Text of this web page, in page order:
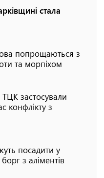
стала
попрощаються з
та морпіхом
ТЦК застосували
конфлікту з
посадити у
з аліментів